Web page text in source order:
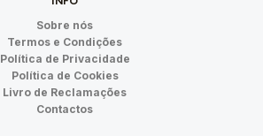
Sobre nós
Termos e Condições
Política de Privacidade
Política de Cookies
Livro de Reclamações
Contactos